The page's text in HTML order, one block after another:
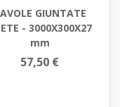
GIUNTATE
- 3000X300X27
mm
57,50 €